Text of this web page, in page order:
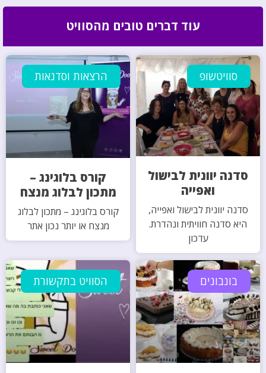
עוד דברים טובים מהסוויט
סוויטשופ
סדנה יוונית לבישול
ואפייה
סדנה יוונית לבישול ואפייה,
היא סדנה חוויתית ונהדרת.
עדכון
הרצאות וסדנאות
קורס בלוגינג –
מתכון לבלוג מנצח
קורס בלוגינג – מתכון לבלוג
מנצח או יותר נכון אתר
בונבונים הסוויט בתקשורת